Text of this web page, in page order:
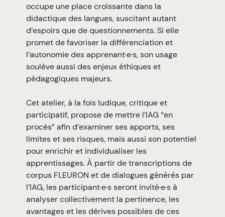
occupe une place croissante dans la
didactique des langues, suscitant autant
d’espoirs que de questionnements. Si elle
promet de favoriser la différenciation et
l’autonomie des apprenant·e·s, son usage
soulève aussi des enjeux éthiques et
pédagogiques majeurs.
Cet atelier, à la fois ludique, critique et
participatif, propose de mettre l’IAG “en
procès” afin d’examiner ses apports, ses
limites et ses risques, mais aussi son potentiel
pour enrichir et individualiser les
apprentissages. À partir de transcriptions de
corpus FLEURON et de dialogues générés par
l’IAG, les participant·e·s seront invité·e·s à
analyser collectivement la pertinence, les
avantages et les dérives possibles de ces